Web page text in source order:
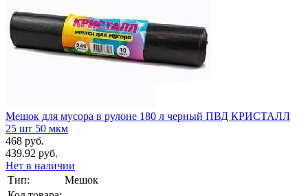
Мешок для мусора в рулоне 180 л черный ПВД КРИСТАЛЛ
25 шт 50 мкм
468 руб.
439.92 руб.
Нет в наличии
Тип:
Мешок